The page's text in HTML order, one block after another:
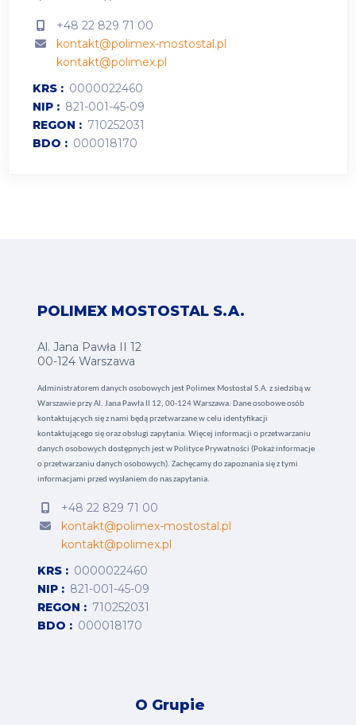
+48 22 829 71 00
kontakt@polimex-mostostal.pl
kontakt@polimex.pl
KRS
0000022460
NIP
821-001-45-09
REGON
710252031
BDO
000018170
POLIMEX MOSTOSTAL S.A.
Al. Jana Pawła II 12
00-124 Warszawa
Administratorem danych osobowych jest Polimex Mostostal S.A. z siedzibą w
Warszawie przy Al. Jana Pawła II 12, 00-124 Warszawa. Dane osobowe osób
kontaktujących się z nami będą przetwarzane w celu identyfikacji
kontaktującego się oraz obsługi zapytania. Więcej informacji o przetwarzaniu
danych osobowych dostępnych jest w Polityce Prywatności (Pokaż informacje
o przetwarzaniu danych osobowych). Zachęcamy do zapoznania się z tymi
informacjami przed wysłaniem do nas zapytania.
+48 22 829 71 00
kontakt@polimex-mostostal.pl
kontakt@polimex.pl
KRS
0000022460
NIP
821-001-45-09
REGON
710252031
BDO
000018170
O Grupie